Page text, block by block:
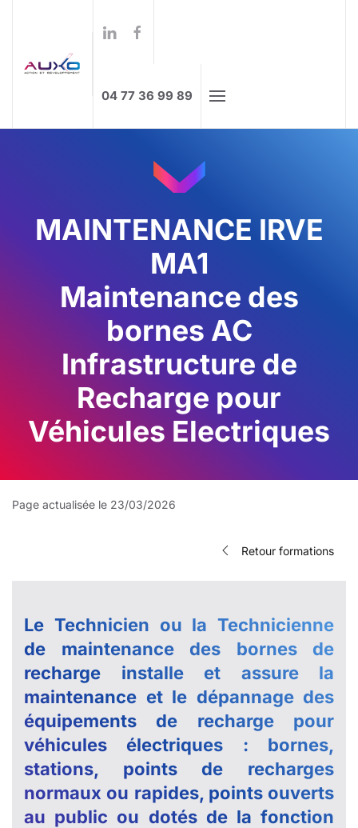
Skip to main content
04 77 36 99 89
MAINTENANCE IRVE
MA1
Maintenance des
bornes AC
Infrastructure de
Recharge pour
Véhicules Electriques
Page actualisée le 23/03/2026
Retour formations
Le Technicien ou la Technicienne
de maintenance des bornes de
recharge installe et assure la
maintenance et le dépannage des
équipements de recharge pour
véhicules électriques : bornes,
stations, points de recharges
normaux ou rapides, points ouverts
au public ou dotés de la fonction